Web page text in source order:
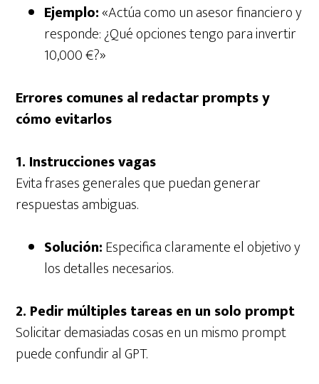
Ejemplo:«Actúa como un asesor financiero y
responde: ¿Qué opciones tengo para invertir
10,000 €?»
Errores comunes al redactar prompts y
cómo evitarlos
1. Instrucciones vagas
Evita frases generales que puedan generar
respuestas ambiguas.
Solución:Especifica claramente el objetivo y
los detalles necesarios.
2. Pedir múltiples tareas en un solo prompt
Solicitar demasiadas cosas en un mismo prompt
puede confundir al GPT.